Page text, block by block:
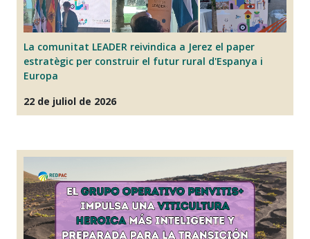
La comunitat LEADER reivindica a Jerez el paper
estratègic per construir el futur rural d'Espanya i
Europa
22 de juliol de 2026